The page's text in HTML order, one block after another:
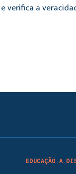
verifica a
EDUCAÇÃO A